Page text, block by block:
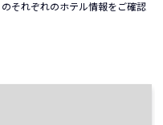
のそれぞれのホテル情報をご確認